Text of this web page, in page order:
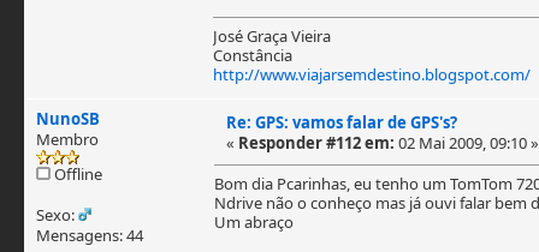
José Graça Vieira
Constância
http://www.viajarsemdestino.blogspot.com/
NunoSB
Membro
Offline
Sexo:
Mensagens: 44
Re: GPS: vamos falar de GPS's?
« Responder #112 em: 02 Mai 2009, 09:10 »
Bom dia Pcarinhas, eu tenho um TomTom
Ndrive não o conheço mas já ouvi falar bem
Um abraço